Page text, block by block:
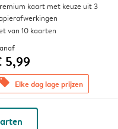
kaart met keuze uit 3
van 10 kaarten
5,99
offers Elke dag lage prijzen